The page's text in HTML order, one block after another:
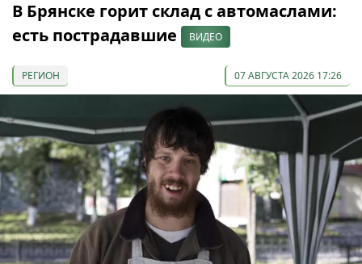
В Брянске горит склад с автомаслами:
есть пострадавшие
ВИДЕО
РЕГИОН 07 АВГУСТА 2026 17:26